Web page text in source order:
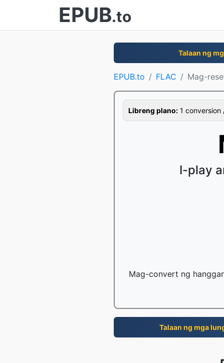
EPUB.to
Talaan ng
EPUB.to FLAC Mag-
Libreng plano: 1 conversion
I-play
Mag-convert ng
Talaan ng mga